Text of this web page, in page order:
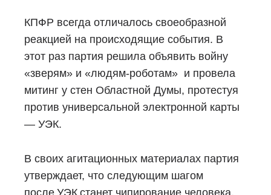
Блог
Документация
Получить КЭП
Магазин
Полная версия сайта
КПФР всегда отличалось своеобразной
реакцией на происходящие события. В
этот раз партия решила объявить войну
«зверям» и «людям-роботам» и провела
митинг у стен Областной Думы, протестуя
против универсальной электронной карты
— УЭК.
В своих агитационных материалах партия
утверждает, что следующим шагом